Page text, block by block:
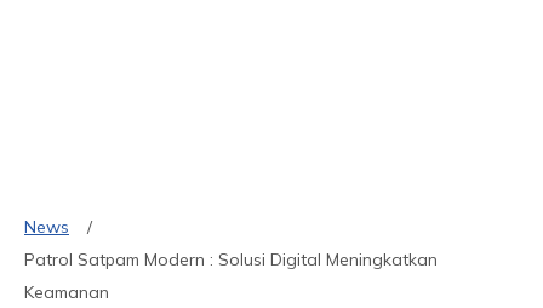
News
Patrol Satpam Modern : Solusi Digital Meningkatkan
Keamanan